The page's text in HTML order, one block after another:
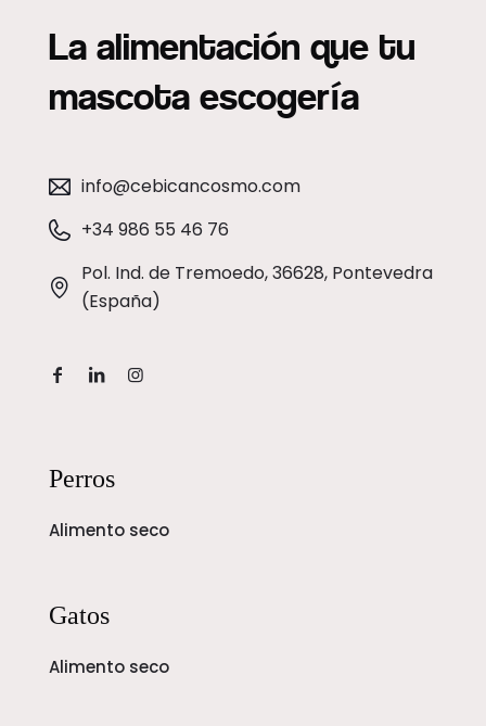
La alimentación que tu
mascota escogería
info@cebicancosmo.com
+34 986 55 46 76
Pol. Ind. de Tremoedo, 36628, Pontevedra
(España)
Perros
Alimento seco
Gatos
Alimento seco